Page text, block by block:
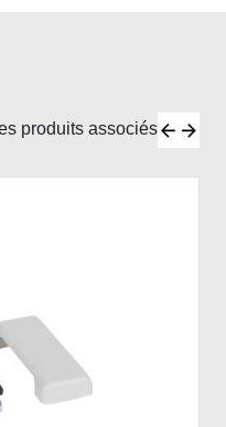
produits associés